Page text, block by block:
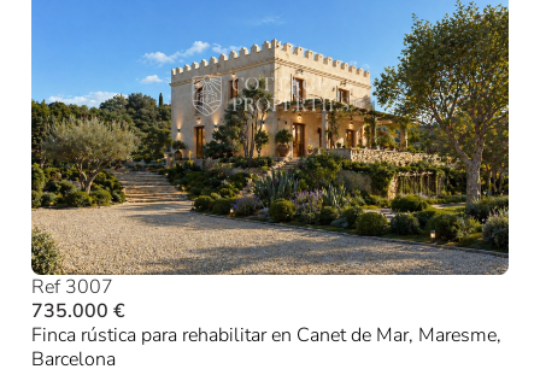
Ref 3007
735.000 €
Finca rústica para rehabilitar en Canet de Mar, Maresme,
Barcelona